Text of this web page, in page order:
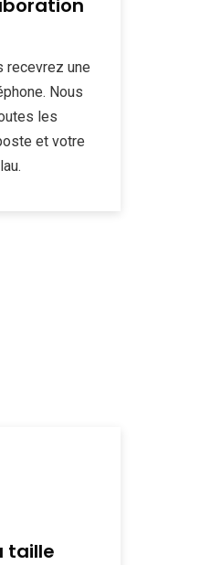
recevrez une
Nous
les
et votre
taille